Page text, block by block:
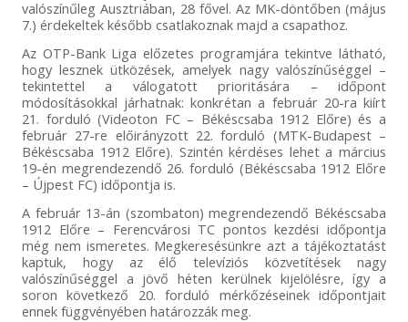
valószínűleg Ausztriában, 28 fővel. Az MK-döntőben (május
7.) érdekeltek később csatlakoznak majd a csapathoz.
Az OTP-Bank Liga előzetes programjára tekintve látható,
hogy lesznek ütközések, amelyek nagy valószínűséggel –
tekintettel a válogatott prioritására – időpont
módosításokkal járhatnak: konkrétan a február 20-ra kiírt
21. forduló (Videoton FC – Békéscsaba 1912 Előre) és a
február 27-re előirányzott 22. forduló (MTK-Budapest –
Békéscsaba 1912 Előre). Szintén kérdéses lehet a március
19-én megrendezendő 26. forduló (Békéscsaba 1912 Előre
– Újpest FC) időpontja is.
A február 13-án (szombaton) megrendezendő Békéscsaba
1912 Előre – Ferencvárosi TC pontos kezdési időpontja
még nem ismeretes. Megkeresésünkre azt a tájékoztatást
kaptuk, hogy az élő televíziós közvetítések nagy
valószínűséggel a jövő héten kerülnek kijelölésre, így a
soron következő 20. forduló mérkőzéseinek időpontjait
ennek függvényében határozzák meg.